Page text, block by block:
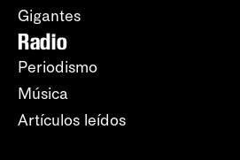
Gigantes
Radio
Periodismo
Música
Artículos leídos